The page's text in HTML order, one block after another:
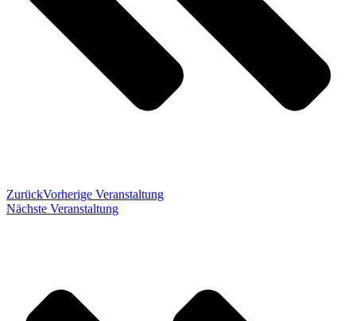
ZurückVorherige Veranstaltung
Nächste Veranstaltung